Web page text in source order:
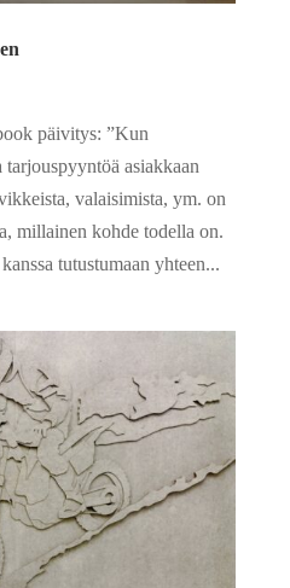
päivitys: ”Kun
asiakkaan
valaisimista, ym. on
millainen kohde todella on.
tutustumaan yhteen...